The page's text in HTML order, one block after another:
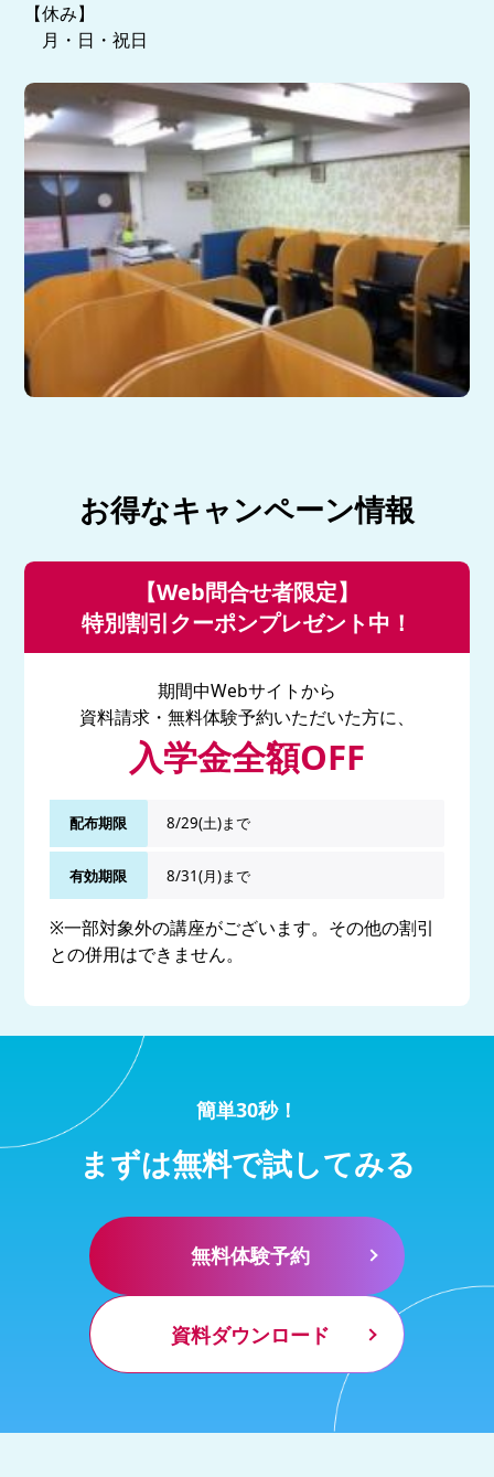
【休み】
月・日・祝日
お得なキャンペーン情報
【Web問合せ者限定】
特別割引クーポンプレゼント中！
期間中Webサイトから
資料請求・無料体験予約いただいた方に、
入学金全額OFF
配布期限 8/29(土)まで
有効期限 8/31(月)まで
※一部対象外の講座がございます。その他の割引
との併用はできません。
簡単30秒！
まずは無料で試してみる
無料体験予約
資料ダウンロード